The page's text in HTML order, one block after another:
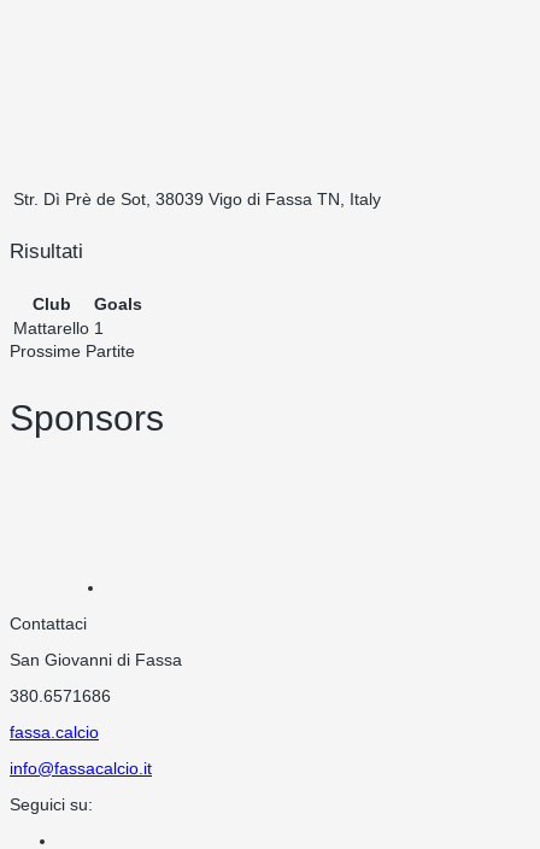
Str. Dì Prè de Sot, 38039 Vigo di Fassa TN, Italy
Risultati
Club
Goals
Mattarello 1
Prossime Partite
Sponsors
Contattaci
San Giovanni di Fassa
380.6571686
fassa.calcio
info@fassacalcio.it
Seguici su: